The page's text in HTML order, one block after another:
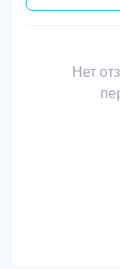
Нет